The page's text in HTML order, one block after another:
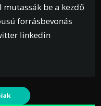
be a kezdő
forrásbevonás
linkedin